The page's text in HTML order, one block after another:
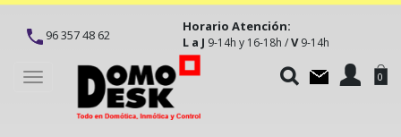
96 357 48 62
Horario Atención:
L a J 9-14h y 16-18h /V9-14h
Toggle
navigation
0